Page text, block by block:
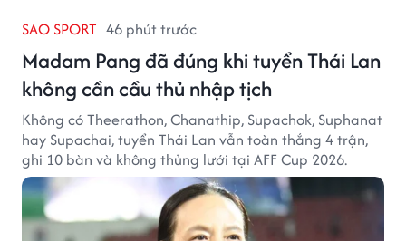
SAO SPORT 46 phút trước
Madam Pang đã đúng khi tuyển Thái Lan
không cần cầu thủ nhập tịch
Không có Theerathon, Chanathip, Supachok, Suphanat
hay Supachai, tuyển Thái Lan vẫn toàn thắng 4 trận,
ghi 10 bàn và không thủng lưới tại AFF Cup 2026.